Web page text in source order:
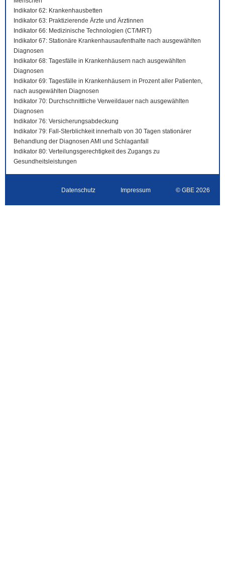
Indikator 62: Krankenhausbetten
Indikator 63: Praktizierende Ärzte und Ärztinnen
Indikator 66: Medizinische Technologien (CT/MRT)
Indikator 67: Stationäre Krankenhausaufenthalte nach ausgewählten
Diagnosen
Indikator 68: Tagesfälle in Krankenhäusern nach ausgewählten
Diagnosen
Indikator 69: Tagesfälle in Krankenhäusern in Prozent aller Patienten,
nach ausgewählten Diagnosen
Indikator 70: Durchschnittliche Verweildauer nach ausgewählten
Diagnosen
Indikator 76: Versicherungsabdeckung
Indikator 79: Fall-Sterblichkeit innerhalb von 30 Tagen stationärer
Behandlung der Diagnosen AMI und Schlaganfall
Indikator 80: Verteilungsgerechtigkeit des Zugangs zu
Gesundheitsleistungen
Datenschutz Impressum © GBE 2026